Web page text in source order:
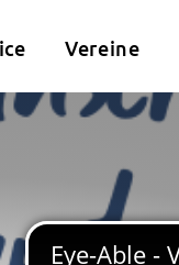
Vereine